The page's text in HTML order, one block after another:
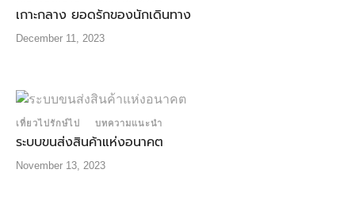
เกาะกลาง ยอดรักของนักเดินทาง
December 11, 2023
เที่ยวไปรักษ์ไป บทความแนะนำ
ระบบขนส่งสินค้าแห่งอนาคต
November 13, 2023